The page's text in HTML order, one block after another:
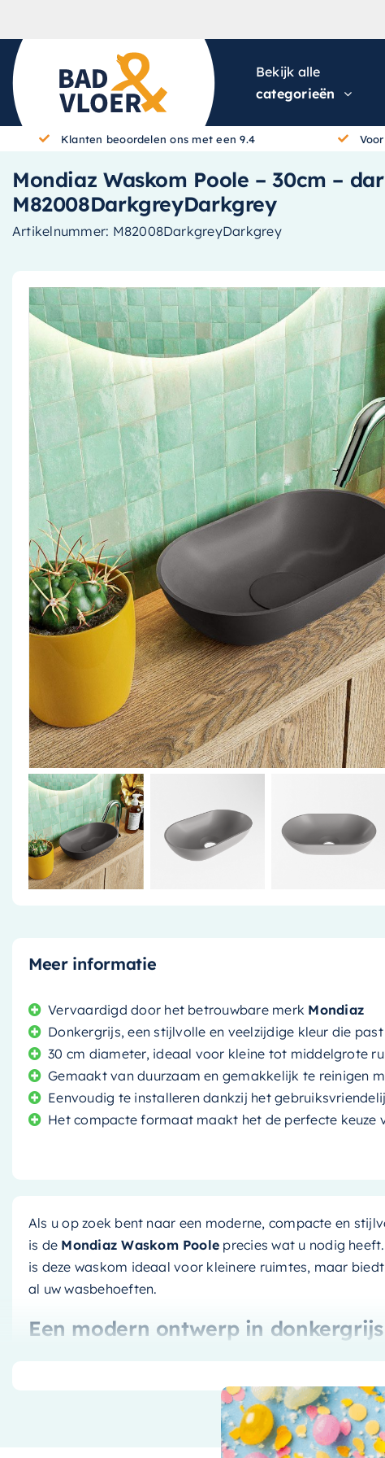
Bekijk alle
categorieën
Klanten beoordelen ons met een 9.4
Mondiaz Waskom Poole – 30cm –
M82008DarkgreyDarkgrey
Artikelnummer: M82008DarkgreyDarkgrey
Meer informatie
Vervaardigd door het betrouwbare merk Mondiaz
Donkergrijs, een stijlvolle en veelzijdige kleur die
30 cm diameter, ideaal voor kleine tot middelgrote
Gemaakt van duurzaam en gemakkelijk te reinigen
Eenvoudig te installeren dankzij het
Het compacte formaat maakt het de perfecte keuze
Als u op zoek bent naar een moderne, compacte en
is de Mondiaz Waskom Poole precies wat u nodig
is deze waskom ideaal voor kleinere ruimtes, maar
al uw wasbehoeften.
Een modern ontwerp in donkergrijs
Deze waskom heeft een stijlvolle donkergrijze kleur,
perfect past bij elke badkamerdecoratie. Of uw stijl nu
zal zeker indruk maken.